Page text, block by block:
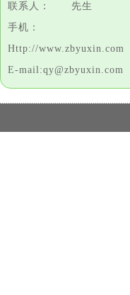
联系人： 先生
手机：
Http://www.zbyuxin.com
E-mail:qy@zbyuxin.com